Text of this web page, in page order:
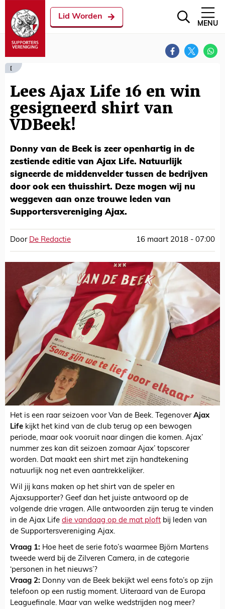
Lid Worden
MENU
[
Lees Ajax Life 16 en win
gesigneerd shirt van
VDBeek!
Donny van de Beek is zeer openhartig in de
zestiende editie van Ajax Life. Natuurlijk
signeerde de middenvelder tussen de bedrijven
door ook een thuisshirt. Deze mogen wij nu
weggeven aan onze trouwe leden van
Supportersvereniging Ajax.
Door De Redactie 16 maart 2018 - 07:00
Het is een raar seizoen voor Van de Beek. Tegenover Ajax
Life kijkt het kind van de club terug op een bewogen
periode, maar ook vooruit naar dingen die komen. Ajax’
nummer zes kan dit seizoen zomaar Ajax’ topscorer
worden. Dat maakt een shirt met zijn handtekening
natuurlijk nog net even aantrekkelijker.
Wil jij kans maken op het shirt van de speler en
Ajaxsupporter? Geef dan het juiste antwoord op de
volgende drie vragen. Alle antwoorden zijn terug te vinden
in de Ajax Life die vandaag op de mat ploft bij leden van
de Supportersvereniging Ajax.
Vraag 1: Hoe heet de serie foto’s waarmee Björn Martens
tweede werd bij de Zilveren Camera, in de categorie
‘personen in het nieuws’?
Vraag 2: Donny van de Beek bekijkt wel eens foto’s op zijn
telefoon op een rustig moment. Uiteraard van de Europa
Leaguefinale. Maar van welke wedstrijden nog meer?